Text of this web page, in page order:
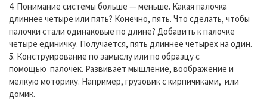
4. Понимание системы больше — меньше. Какая палочка
длиннее четыре или пять? Конечно, пять. Что сделать, чтобы
палочки стали одинаковые по длине? Добавить к палочке
четыре единичку. Получается, пять длиннее четырех на один.
5. Конструирование по замыслу или по образцу с
помощью палочек. Развивает мышление, воображение и
мелкую моторику. Например, грузовик с кирпичиками, или
домик.